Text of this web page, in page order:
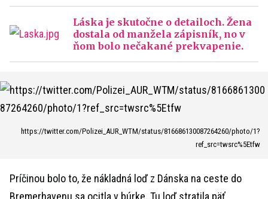
Láska je skutočne o detailoch. Žena
dostala od manžela zápisník, no v
ňom bolo nečakané prekvapenie.
https://twitter.com/Polizei_AUR_WTM/status/816686130087264260/photo/1?
ref_src=twsrc%5Etfw
Príčinou bolo to, že nákladná loď z Dánska na ceste do
Bremerhavenu sa ocitla v búrke. Tu loď stratila päť